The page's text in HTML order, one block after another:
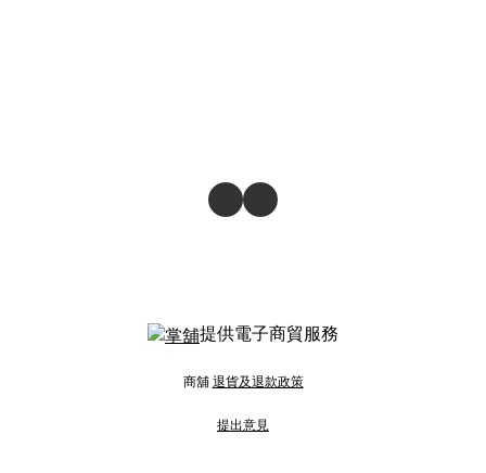
提供電子商貿服務
商舖 退貨及退款政策
提出意見